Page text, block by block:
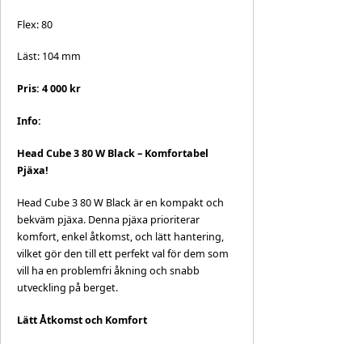
Flex: 80
Läst: 104 mm
Pris: 4 000 kr
Info:
Head Cube 3 80 W Black – Komfortabel
Pjäxa!
Head Cube 3 80 W Black är en kompakt och
bekväm pjäxa. Denna pjäxa prioriterar
komfort, enkel åtkomst, och lätt hantering,
vilket gör den till ett perfekt val för dem som
vill ha en problemfri åkning och snabb
utveckling på berget.
Lätt Åtkomst och Komfort